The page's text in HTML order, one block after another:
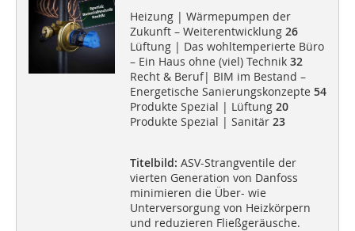
Heizung | Wärmepumpen der
Zukunft – Weiterentwicklung 26
Lüftung | Das wohltemperierte Büro
– Ein Haus ohne (viel) Technik 32
Recht & Beruf| BIM im Bestand –
Energetische Sanierungskonzepte 54
Produkte Spezial | Lüftung 20
Produkte Spezial | Sanitär 23
Titelbild: ASV-Strangventile der
vierten Generation von Danfoss
minimieren die Über- wie
Unterversorgung von Heizkörpern
und reduzieren Fließgeräusche.